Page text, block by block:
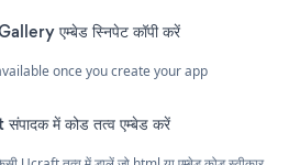
एम्बेड स्निपेट कॉपी करें
once you create your app
में कोड तत्व एम्बेड करें